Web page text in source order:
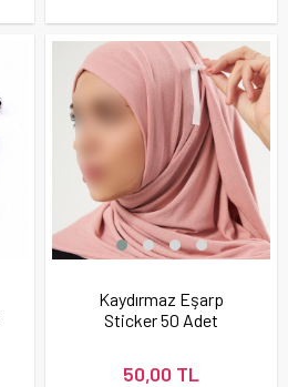
Kaydırmaz Eşarp
Sticker 50 Adet
50,00 TL